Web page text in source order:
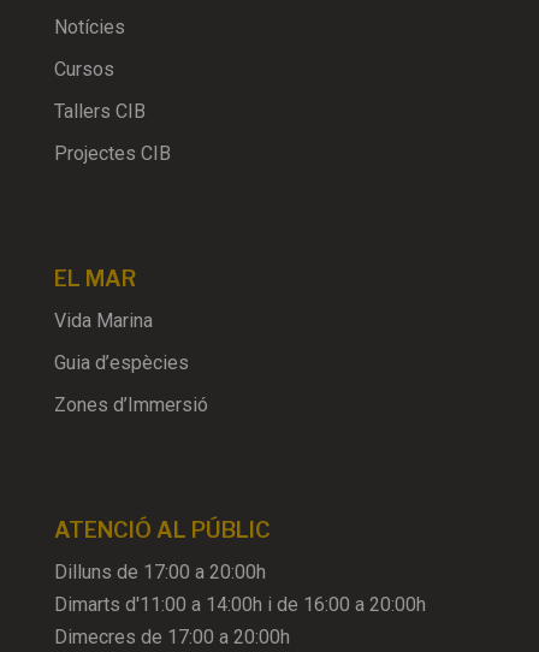
Notícies
Cursos
Tallers CIB
Projectes CIB
EL MAR
Vida Marina
Guia d’espècies
Zones d’Immersió
ATENCIÓ AL PÚBLIC
Dilluns de 17:00 a 20:00h
Dimarts d'11:00 a 14:00h i de 16:00 a 20:00h
Dimecres de 17:00 a 20:00h